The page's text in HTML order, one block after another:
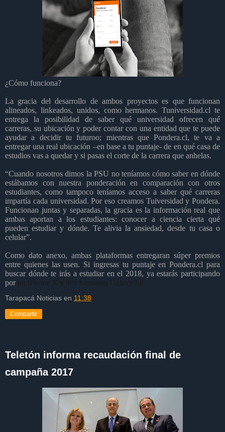
¿Cómo funciona?
La gracia del desarrollo de ambos proyectos es que funcionan
alineados, linkeados, unidos, como hermanos. Tuniversidad.cl te
entrega la posibilidad de saber qué universidad ofrecen qué
carreras, su ubicación y poder contar con una entidad que te puede
ayudar a decidir tu futuroo; mientras que Pondera.cl, te va a
entregar una real ubicación –en base a tu puntaje- de en qué casa de
estudios vas a quedar y si pasas el corte de la carrera que anhelas.
“Cuando nosotros dimos la PSU no teníamos cómo saber en dónde
estábamos con nuestra ponderación en comparación con otros
estudiantes, como tampoco teníamos acceso a saber qué carreras
impartía cada universidad. Por eso creamos Tuiversidad y Pondera.
Funcionan juntas y separadas, la gracia es la información real que
ambas aportan a los estudiantes: conocer a ciencia cierta qué
pueden estudiar y dónde. Te alivia la ansiedad, desde tu casa o
celular”.
Como dato anexo, ambas plataformas entregaran súper premios
entre quienes las usen. Si ingresas tu puntaje en Pondera.cl para
buscar dónde te irás a estudiar en el 2018, ya estarás participando
por
un iPhone X y dos Samsung Galaxy S8.
Tarapacá Noticias en 11:38
Compartir
Teletón informa recaudación final de
campaña 2017